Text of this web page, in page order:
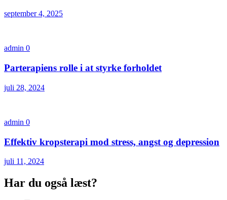
september 4, 2025
admin 0
Parterapiens rolle i at styrke forholdet
juli 28, 2024
admin 0
Effektiv kropsterapi mod stress, angst og depression
juli 11, 2024
Har du også læst?